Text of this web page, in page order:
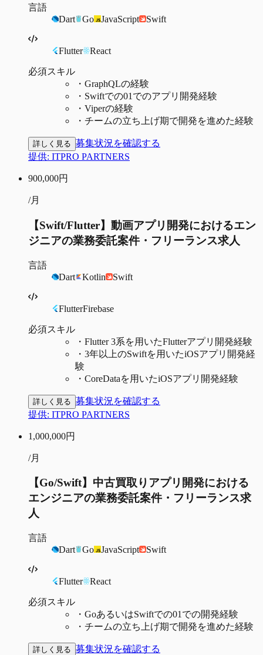
言語
Dart
Go JavaScript Swift
Flutter React
必須スキル
・ GraphQLの経験
・ Swiftでの01でのアプリ開発経験
・ Viperの経験
・ チームの立ち上げ期で開発を進めた経験
詳しく見る 募集状況を確認する
提供: ITPRO PARTNERS
900,000円
/月
【Swift/Flutter】動画アプリ開発におけるエン
ジニアの業務委託案件・フリーランス求人
言語
Dart
Kotlin Swift
FlutterFirebase
必須スキル
・ Flutter 3系を用いたFlutterアプリ開発経験
・ 3年以上のSwiftを用いたiOSアプリ開発経
験
・ CoreDataを用いたiOSアプリ開発経験
詳しく見る 募集状況を確認する
提供: ITPRO PARTNERS
1,000,000円
/月
【Go/Swift】中古買取りアプリ開発における
エンジニアの業務委託案件・フリーランス求
人
言語
Dart
Go JavaScript Swift
Flutter React
必須スキル
・ GoあるいはSwiftでの01での開発経験
・ チームの立ち上げ期で開発を進めた経験
詳しく見る 募集状況を確認する